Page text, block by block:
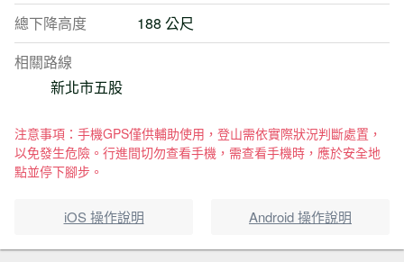
總下降高度
188 公尺
相關路線
新北市五股
注意事項：手機GPS僅供輔助使用，登山需依實際狀況判斷處置，
以免發生危險。行進間切勿查看手機，需查看手機時，應於安全地
點並停下腳步。
iOS 操作說明 Android 操作說明